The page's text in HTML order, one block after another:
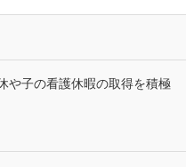
や子の看護休暇の取得を積極